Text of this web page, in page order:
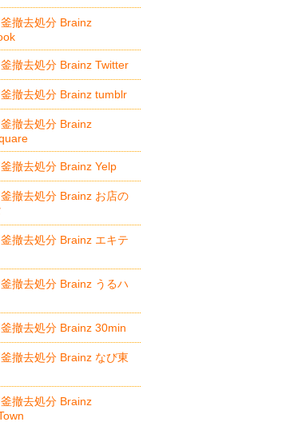
撤去処分 Brainz
撤去処分 Brainz Twitter
撤去処分 Brainz tumblr
撤去処分 Brainz
撤去処分 Brainz Yelp
撤去処分 Brainz お店の
撤去処分 Brainz エキテ
撤去処分 Brainz うるハ
撤去処分 Brainz 30min
撤去処分 Brainz なび東
撤去処分 Brainz